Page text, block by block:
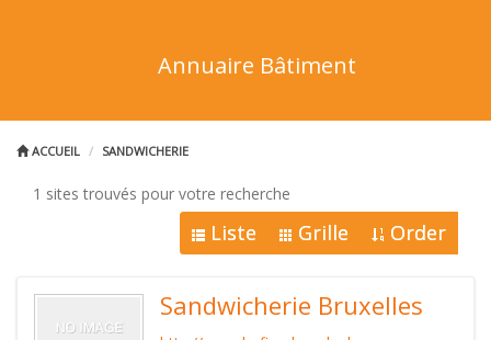
Annuaire Bâtiment
ACCUEIL SANDWICHERIE
1 sites trouvés pour votre recherche
Liste Grille Order
Sandwicherie Bruxelles